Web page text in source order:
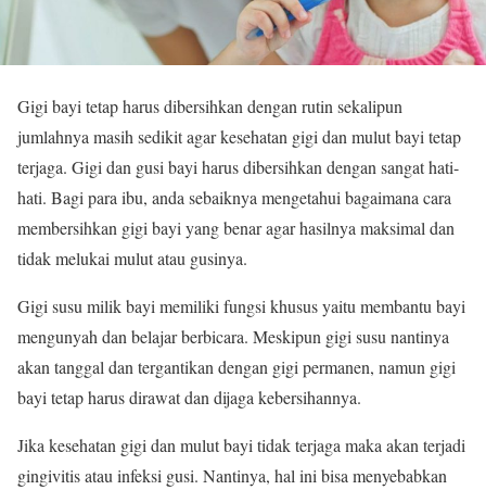
Gigi bayi tetap harus dibersihkan dengan rutin sekalipun
jumlahnya masih sedikit agar kesehatan gigi dan mulut bayi tetap
terjaga. Gigi dan gusi bayi harus dibersihkan dengan sangat hati-
hati. Bagi para ibu, anda sebaiknya mengetahui bagaimana cara
membersihkan gigi bayi yang benar agar hasilnya maksimal dan
tidak melukai mulut atau gusinya.
Gigi susu milik bayi memiliki fungsi khusus yaitu membantu bayi
mengunyah dan belajar berbicara. Meskipun gigi susu nantinya
akan tanggal dan tergantikan dengan gigi permanen, namun gigi
bayi tetap harus dirawat dan dijaga kebersihannya.
Jika kesehatan gigi dan mulut bayi tidak terjaga maka akan terjadi
gingivitis atau infeksi gusi. Nantinya, hal ini bisa menyebabkan